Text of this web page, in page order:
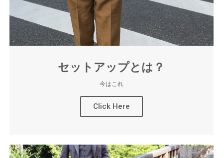
セットアップとは？
今はこれ
Click Here